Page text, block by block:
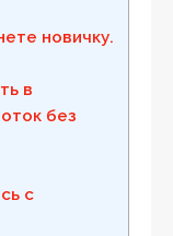
новичку.
в
без
с